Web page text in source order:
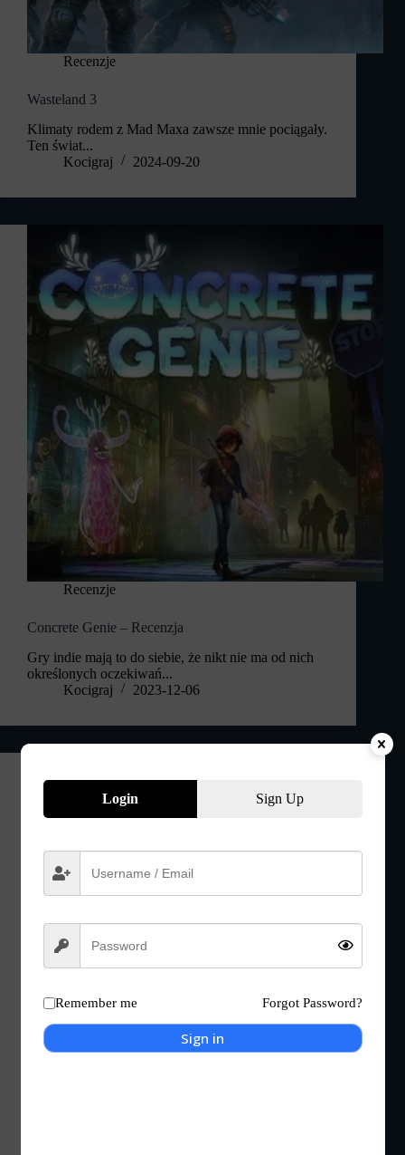
Recenzje
Wasteland 3
Klimaty rodem z Mad Maxa zawsze mnie pociągały.
Ten świat...
Kocigraj
2024-09-20
Recenzje
Concrete Genie – Recenzja
Gry indie mają to do siebie, że nikt nie ma od nich
określonych oczekiwań...
Kocigraj
2023-12-06
Login Sign Up
Remember me Forgot Password?
Sign in